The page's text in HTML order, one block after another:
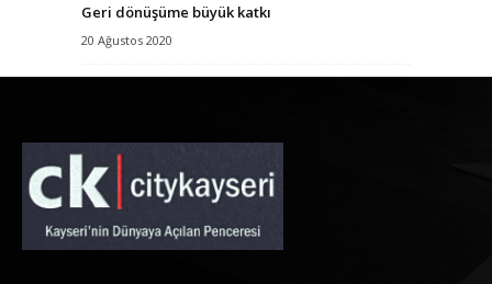
Geri dönüşüme büyük katkı
20 Ağustos 2020